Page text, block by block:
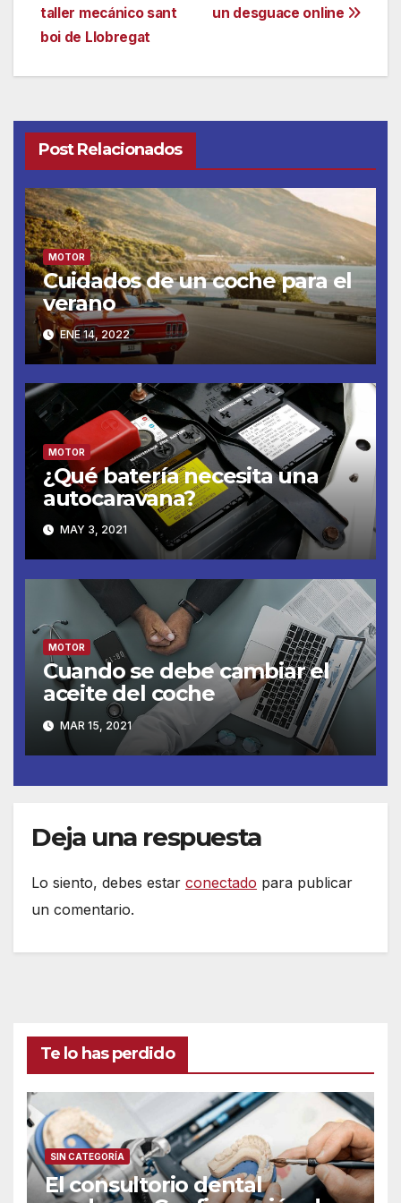
entradas
un desguace online
taller mecánico sant
boi de Llobregat
Post Relacionados
MOTOR
Cuidados de un coche para el
verano
ENE 14, 2022
MOTOR
¿Qué batería necesita una
autocaravana?
MAY 3, 2021
MOTOR
Cuando se debe cambiar el
aceite del coche
MAR 15, 2021
Deja una respuesta
Lo siento, debes estar conectado para publicar
un comentario.
Te lo has perdido
SIN CATEGORÍA
El consultorio dental